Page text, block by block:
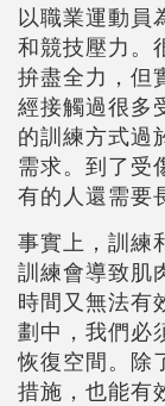
以職業運動員
和競技壓力。
拚盡全力，但
經接觸過很多
的訓練方式過
需求。到了受
有的人還需要
事實上，訓練
訓練會導致肌
時間又無法有
劃中，我們必
恢復空間。除
措施，也能有